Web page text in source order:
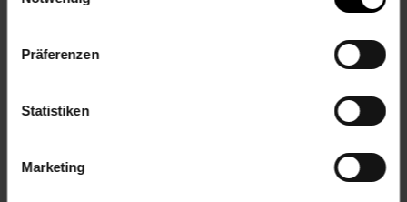
Präferenzen
Statistiken
Marketing
Artikel gehört zur Kategorie: